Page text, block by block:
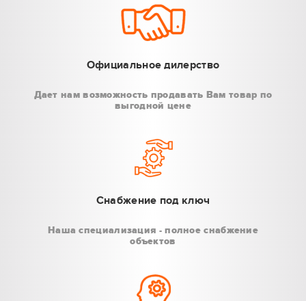
Официальное дилерство
Дает нам возможность продавать Вам товар по
выгодной цене
Снабжение под ключ
Наша специализация - полное снабжение
объектов